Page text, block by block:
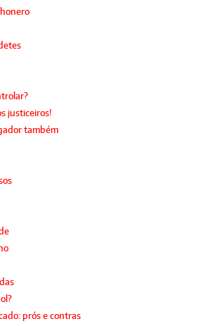
justiceiros!
também
prós e contras